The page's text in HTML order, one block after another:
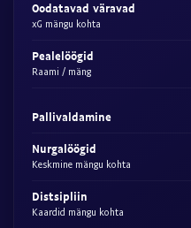
Oodatavad väravad
xG mängu kohta
Pealelöögid
Raami / mäng
Pallivaldamine
Nurgalöögid
Keskmine mängu kohta
Distsipliin
Kaardid mängu kohta